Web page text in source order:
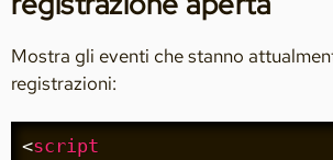
Mostra gli eventi che stanno
registrazioni:
<script